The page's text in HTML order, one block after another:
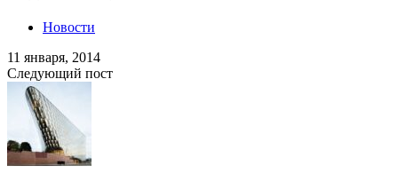
Новости
11 января, 2014
Следующий пост